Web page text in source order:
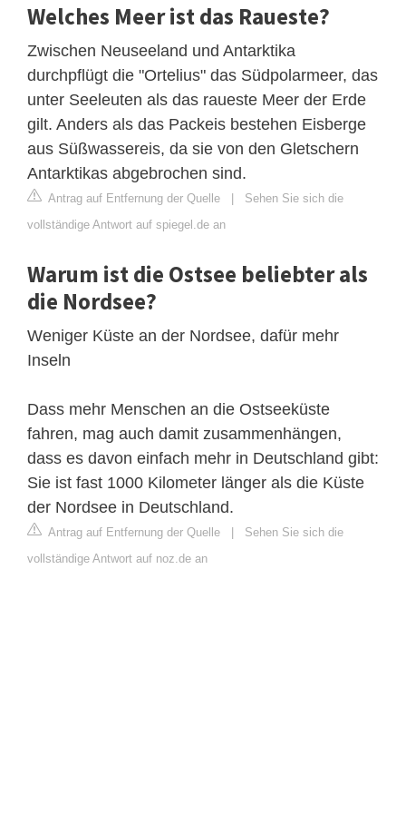
Welches Meer ist das Raueste?
Zwischen Neuseeland und Antarktika
durchpflügt die "Ortelius" das Südpolarmeer, das
unter Seeleuten als das raueste Meer der Erde
gilt. Anders als das Packeis bestehen Eisberge
aus Süßwassereis, da sie von den Gletschern
Antarktikas abgebrochen sind.
Antrag auf Entfernung der Quelle | Sehen Sie sich die
vollständige Antwort auf spiegel.de an
Warum ist die Ostsee beliebter als
die Nordsee?
Weniger Küste an der Nordsee, dafür mehr
Inseln
Dass mehr Menschen an die Ostseeküste
fahren, mag auch damit zusammenhängen,
dass es davon einfach mehr in Deutschland gibt:
Sie ist fast 1000 Kilometer länger als die Küste
der Nordsee in Deutschland.
Antrag auf Entfernung der Quelle | Sehen Sie sich die
vollständige Antwort auf noz.de an